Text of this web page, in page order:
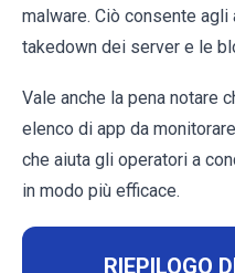
malware. Ciò consente
takedown dei server e le
Vale anche la pena notare
elenco di app da
che aiuta gli operatori a
in modo più efficace.
RIEPILOGO